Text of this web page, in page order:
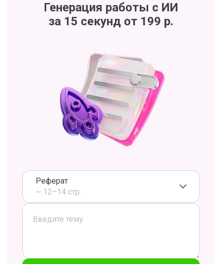
Генерация работы с ИИ
за 15 секунд от 199 р.
Реферат
~ 12–14 стр.